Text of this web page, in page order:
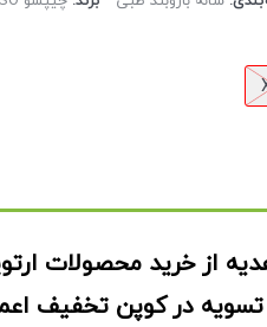
از خرید محصولات
در کوپن تخفیف